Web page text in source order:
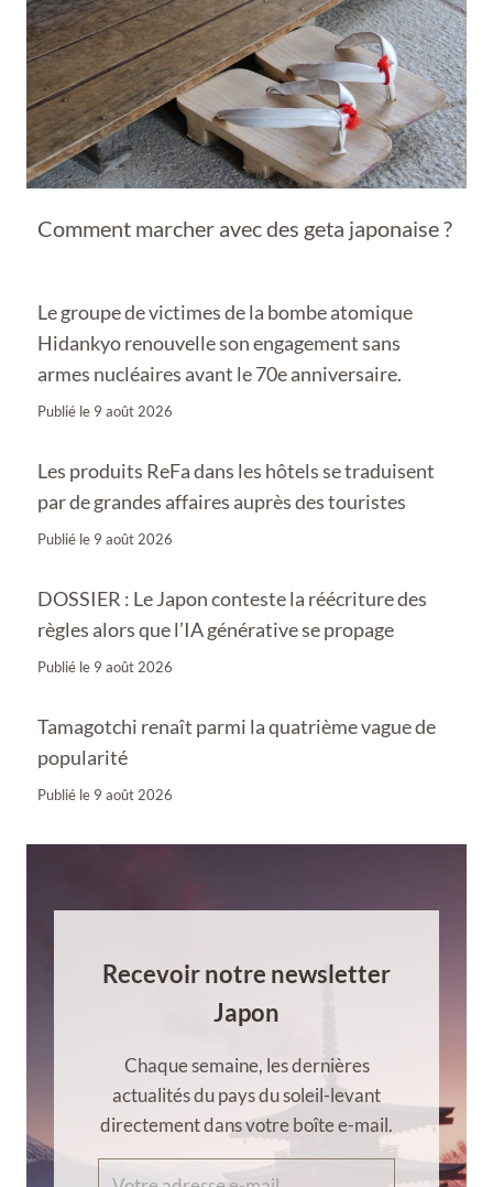
Comment marcher avec des geta japonaise ?
Le groupe de victimes de la bombe atomique
Hidankyo renouvelle son engagement sans
armes nucléaires avant le 70e anniversaire.
Publié le 9 août 2026
Les produits ReFa dans les hôtels se traduisent
par de grandes affaires auprès des touristes
Publié le 9 août 2026
DOSSIER : Le Japon conteste la réécriture des
règles alors que l’IA générative se propage
Publié le 9 août 2026
Tamagotchi renaît parmi la quatrième vague de
popularité
Publié le 9 août 2026
Recevoir notre newsletter
Japon
Chaque semaine, les dernières
actualités du pays du soleil-levant
directement dans votre boîte e-mail.